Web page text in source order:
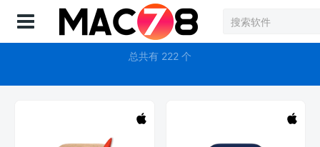
登录
代码
总共有 222 个